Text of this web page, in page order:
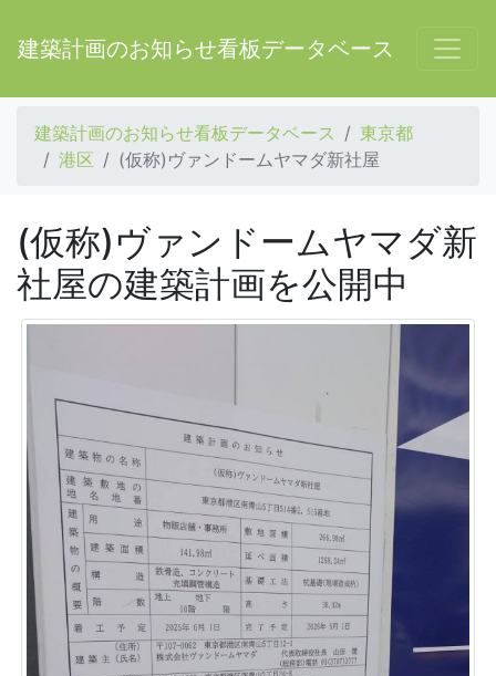
建築計画のお知らせ看板データベース
建築計画のお知らせ看板データベース
東京都
港区
(仮称)ヴァンドームヤマダ新社屋
(仮称)ヴァンドームヤマダ新
社屋の建築計画を公開中